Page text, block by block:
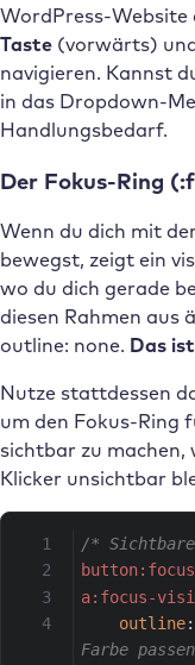
WordPress-Website
Taste (vorwärts)
navigieren. Kannst
in das Dropdown-
Handlungsbedarf.
Der Fokus-Ring
Wenn du dich mit
bewegst, zeigt ein
wo du dich gerade
diesen Rahmen aus
outline: none. Das
Nutze stattdessen
um den Fokus-Ring
sichtbar zu machen,
Klicker unsichtbar
/*
a:focus-
outline:
Farbe